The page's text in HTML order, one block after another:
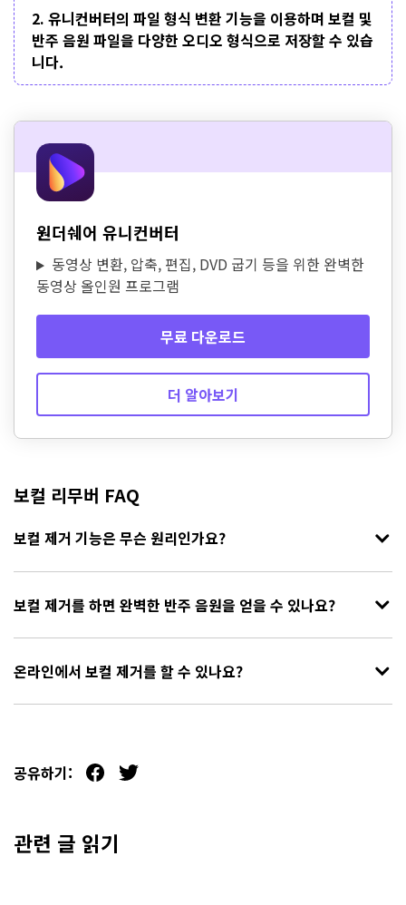
2. 유니컨버터의 파일 형식 변환 기능을 이용하며 보컬 및
반주 음원 파일을 다양한 오디오 형식으로 저장할 수 있습
니다.
원더쉐어 유니컨버터
동영상 변환, 압축, 편집, DVD 굽기 등을 위한 완벽한
동영상 올인원 프로그램
무료 다운로드
더 알아보기
보컬 리무버 FAQ
보컬 제거 기능은 무슨 원리인가요?
보컬 제거를 하면 완벽한 반주 음원을 얻을 수 있나요?
온라인에서 보컬 제거를 할 수 있나요?
공유하기:
관련 글 읽기